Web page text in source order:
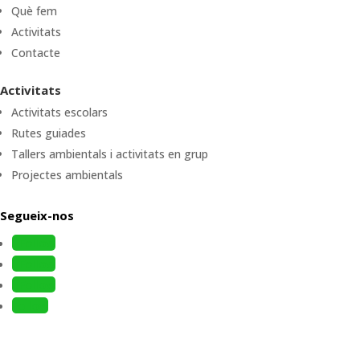
Què fem
Activitats
Contacte
Activitats
Activitats escolars
Rutes guiades
Tallers ambientals i activitats en grup
Projectes ambientals
Segueix-nos
Follow
Follow
Follow
Follow